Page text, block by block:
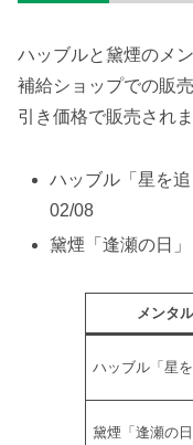
ハッブルと黛煙のメ
補給ショップでの販
引き価格で販売されま
ハッブル「星を
02/08
黛煙「逢瀬の日
メンタ
ハッブル「星を
黛煙「逢瀬の日